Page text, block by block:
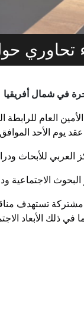
تحاوري
في شمال أفريقيا
العام للرابطة
15 ديسمبر 2024م، والذي ضم كل من
العربي للأبحاث
الاجتماعية
مشتركة تستهدف
في ذلك الأبعاد